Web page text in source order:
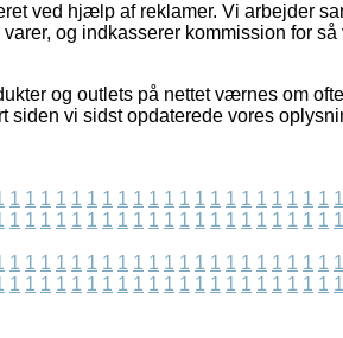
ved hjælp af reklamer. Vi arbejder
og indkasserer kommission for
og outlets på nettet værnes om
siden vi sidst opdaterede vores
1 1 1 1 1 1 1 1 1 1 1 1 1 1 1 1 1 1 1 1 1 1
1 1 1 1 1 1 1 1 1 1 1 1 1 1 1 1 1 1 1 1 1 1
1 1 1 1 1 1 1 1 1 1 1 1 1 1 1 1 1 1 1 1 1 1
1 1 1 1 1 1 1 1 1 1 1 1 1 1 1 1 1 1 1 1 1 1